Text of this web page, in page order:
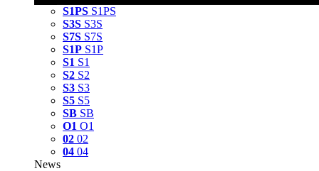
S1PS S1PS
S3S S3S
S7S S7S
S1P S1P
S1 S1
S2 S2
S3 S3
S5 S5
SB SB
O1 O1
02 02
04 04
News